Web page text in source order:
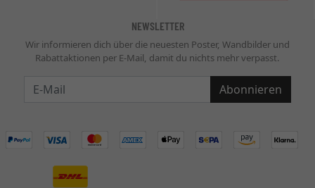
NEWSLETTER
Wir informieren dich über die neuesten Poster, Wandbilder und
Rabattaktionen per E-Mail, damit du nichts mehr verpasst.
Abonnieren